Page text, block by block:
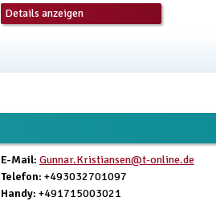
Details anzeigen
E-Mail: Gunnar.Kristiansen@t-online.de
Telefon: +493032701097
Handy: +491715003021